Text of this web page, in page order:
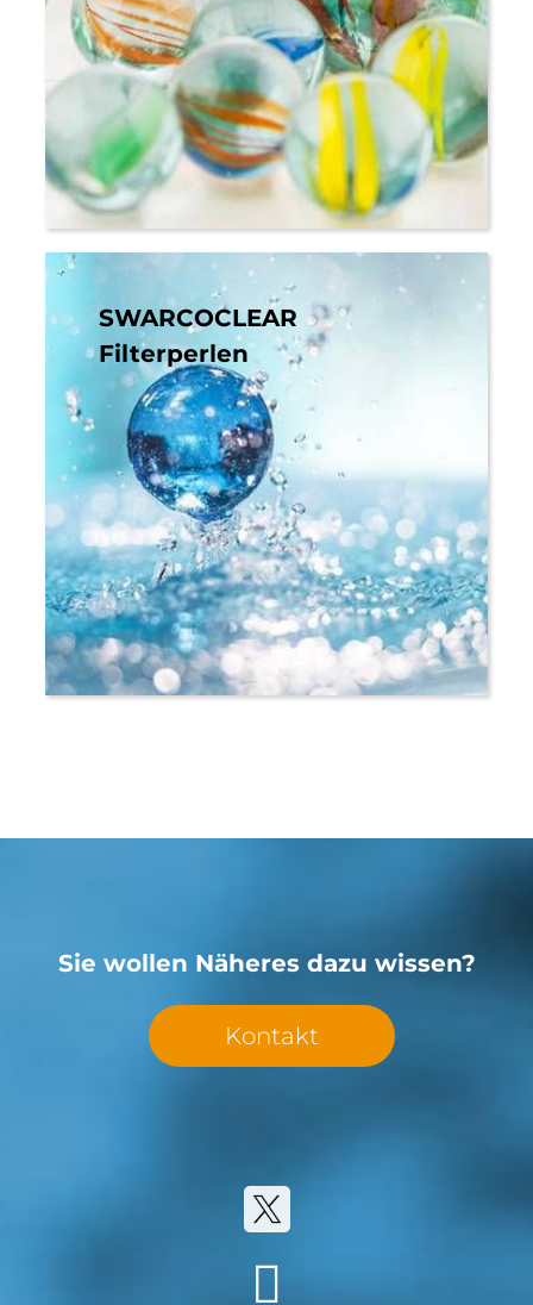
SWARCOCLEAR
Filterperlen
Sie wollen Näheres dazu wissen?
Kontakt